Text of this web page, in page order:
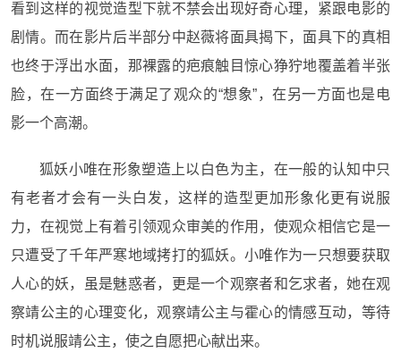
看到这样的视觉造型下就不禁会出现好奇心理，紧跟电影的
剧情。而在影片后半部分中赵薇将面具揭下，面具下的真相
也终于浮出水面，那裸露的疤痕触目惊心狰狞地覆盖着半张
脸，在一方面终于满足了观众的“想象”，在另一方面也是电
影一个高潮。
狐妖小唯在形象塑造上以白色为主，在一般的认知中只
有老者才会有一头白发，这样的造型更加形象化更有说服
力，在视觉上有着引领观众审美的作用，使观众相信它是一
只遭受了千年严寒地域拷打的狐妖。小唯作为一只想要获取
人心的妖，虽是魅惑者，更是一个观察者和乞求者，她在观
察靖公主的心理变化，观察靖公主与霍心的情感互动，等待
时机说服靖公主，使之自愿把心献出来。